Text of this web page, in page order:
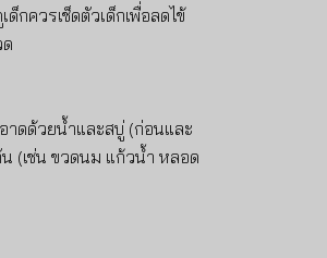
กควรเช็ดตัวเด็กเพื่อลดไข้
าดด้วยน้ำและสบู่ (ก่อนและ
(เช่น ขวดนม แก้วน้ำ หลอด